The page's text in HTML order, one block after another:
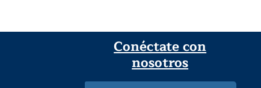
Conéctate con
nosotros